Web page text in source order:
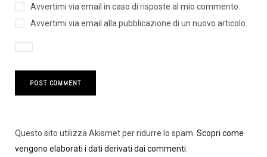
Avvertimi via email in caso di risposte al mio commento.
Avvertimi via email alla pubblicazione di un nuovo articolo.
Questo sito utilizza Akismet per ridurre lo spam. Scopri come
vengono elaborati i dati derivati dai commenti.